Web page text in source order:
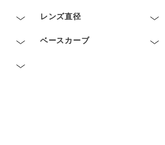
レンズ直径
ベースカーブ